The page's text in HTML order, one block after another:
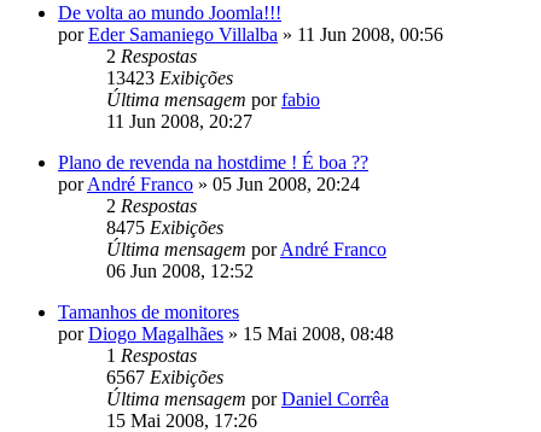
De volta ao mundo Joomla!!!
porEder Samaniego Villalba » 11 Jun 2008, 00:56
2 Respostas
13423 Exibições
Última mensagem porfabio
11 Jun 2008, 20:27
Plano de revenda na hostdime ! É boa ??
porAndré Franco » 05 Jun 2008, 20:24
2 Respostas
8475 Exibições
Última mensagem porAndré Franco
06 Jun 2008, 12:52
Tamanhos de monitores
porDiogo Magalhães » 15 Mai 2008, 08:48
1 Respostas
6567 Exibições
Última mensagem porDaniel Corrêa
15 Mai 2008, 17:26